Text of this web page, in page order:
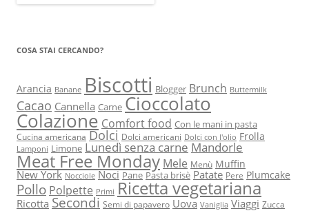
COSA STAI CERCANDO?
Arancia Banane Biscotti Blogger Brunch Buttermilk
Cacao Cannella Carne Cioccolato
Colazione Comfort food Con le mani in pasta
Cucina americana Dolci Dolci americani Dolci con l'olio Frolla
Lamponi Limone Lunedì senza carne Mandorle
Meat Free Monday Mele Menù Muffin
New York Nocciole Noci Pane Pasta brisè Patate Pere Plumcake
Pollo Polpette Primi Ricetta vegetariana
Ricotta Secondi Semi di papavero Uova Vaniglia Viaggi Zucca